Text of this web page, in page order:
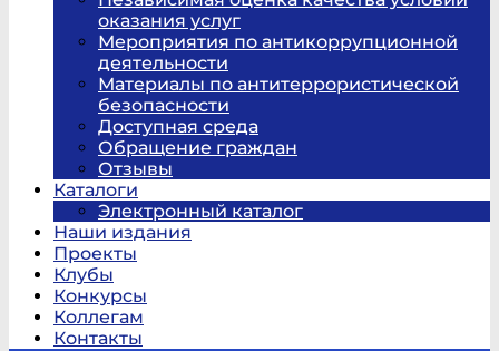
оказания услуг
Мероприятия по антикоррупционной
деятельности
Материалы по антитеррористической
безопасности
Доступная среда
Обращение граждан
Отзывы
Каталоги
Электронный каталог
Наши издания
Проекты
Клубы
Конкурсы
Коллегам
Контакты